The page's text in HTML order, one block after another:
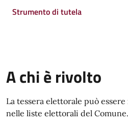
Strumento di tutela
A chi è rivolto
La tessera elettorale può
nelle liste elettorali del Comune.